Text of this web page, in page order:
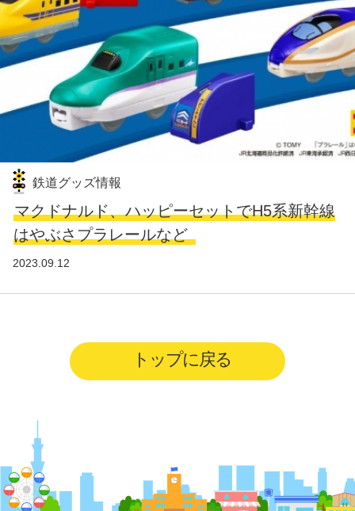
鉄道グッズ情報
マクドナルド、ハッピーセットでH5系新幹線
はやぶさプラレールなど
2023.09.12
トップに戻る